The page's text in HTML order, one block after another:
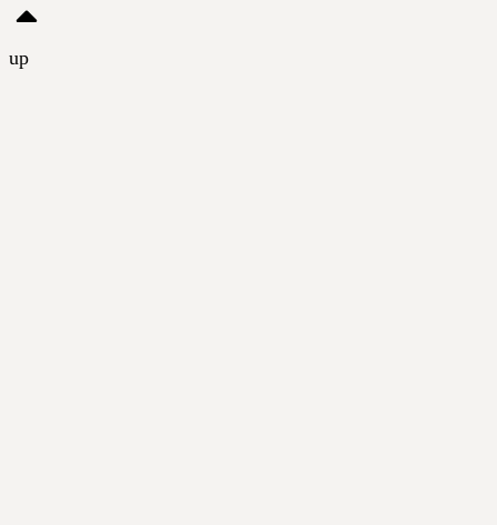
up